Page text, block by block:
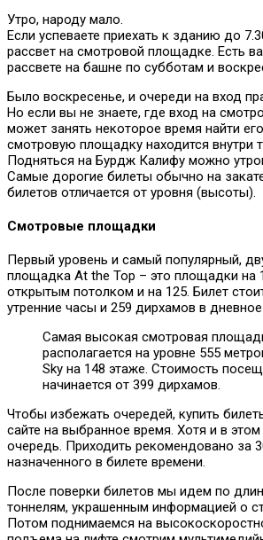
Утро, народу мало.
Если успеваете приехать к зданию до
рассвет на смотровой площадке. Есть
рассвете на башне по субботам и
Было воскресенье, и очереди на вход
Но если вы не знаете, где вход на
может занять некоторое время найти
смотровую площадку находится внутри
Подняться на Бурдж Калифу можно
Самые дорогие билеты обычно на
билетов отличается от уровня (высоты).
Смотровые площадки
Первый уровень и самый популярный,
площадка At the Top – это площадки на
открытым потолком и на 125. Билет
утренние часы и 259 дирхамов в
Самая высокая смотровая
располагается на уровне 555
Sky на 148 этаже. Стоимость
начинается от 399 дирхамов.
Чтобы избежать очередей, купить
сайте на выбранное время. Хотя и в
очередь. Приходить рекомендовано за
назначенного в билете времени.
После поверки билетов мы идем по
тоннелям, украшенным информацией о
Потом поднимаемся на